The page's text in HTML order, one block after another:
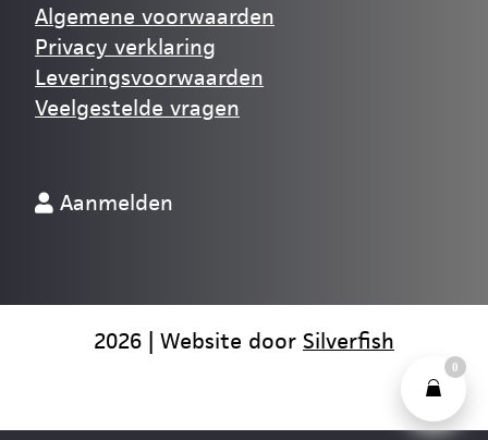
Algemene voorwaarden
Privacy verklaring
Leveringsvoorwaarden
Veelgestelde vragen
Aanmelden
2026 | Website door Silverfish
0